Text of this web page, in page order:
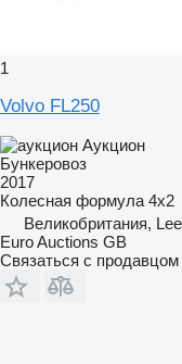
1
Volvo FL250
Аукцион
Бункеровоз
2017
Колесная формула 4x2
Великобритания,
Euro Auctions GB
Связаться с продавцом